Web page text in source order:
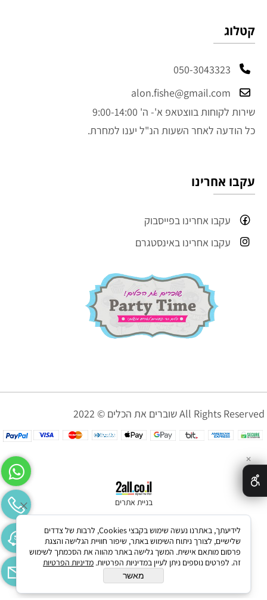
קטלוג
050-3043323
alon.fishe@gmail.com
שירות לקוחות בווצטאפ א'- ה' 9:00-14:00
כל הודעה לאחר השעות הנ"ל יענו למחרת.
עקבו אחרינו
עקבו אחרינו בפייסבוק
עקבו אחרינו באינסטגרם
שוברים את הכלים © 2022 All Rights Reserved
בניית אתרים
✕
לידיעתך, באתרנו נעשה שימוש בקבצי Cookies, לרבות של צדדים
שלישיים, לצורך ניתוח השימוש באתר, שיפור חוויית הגלישה והצגת
פרסום מותאם אישית. המשך גלישה באתר מהווה את הסכמתך לשימוש
זה. לפרטים נוספים ניתן לעיין במדיניות הפרטיות. מדיניות הפרטיות
מאשר